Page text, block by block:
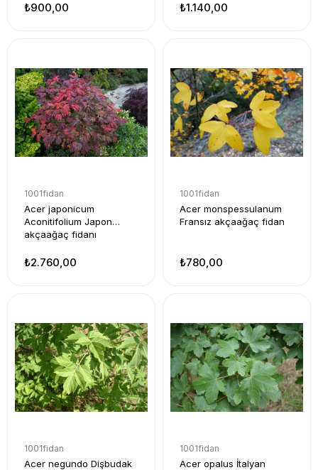
₺900,00 ₺1.140,00
1001fidan
Acer japonicum
Aconitifolium Japon
akçaağaç fidanı
₺2.760,00
1001fidan
Acer monspessulanum
Fransız akçaağaç fidan
₺780,00
1001fidan
Acer negundo Dişbudak
1001fidan
Acer opalus İtalyan